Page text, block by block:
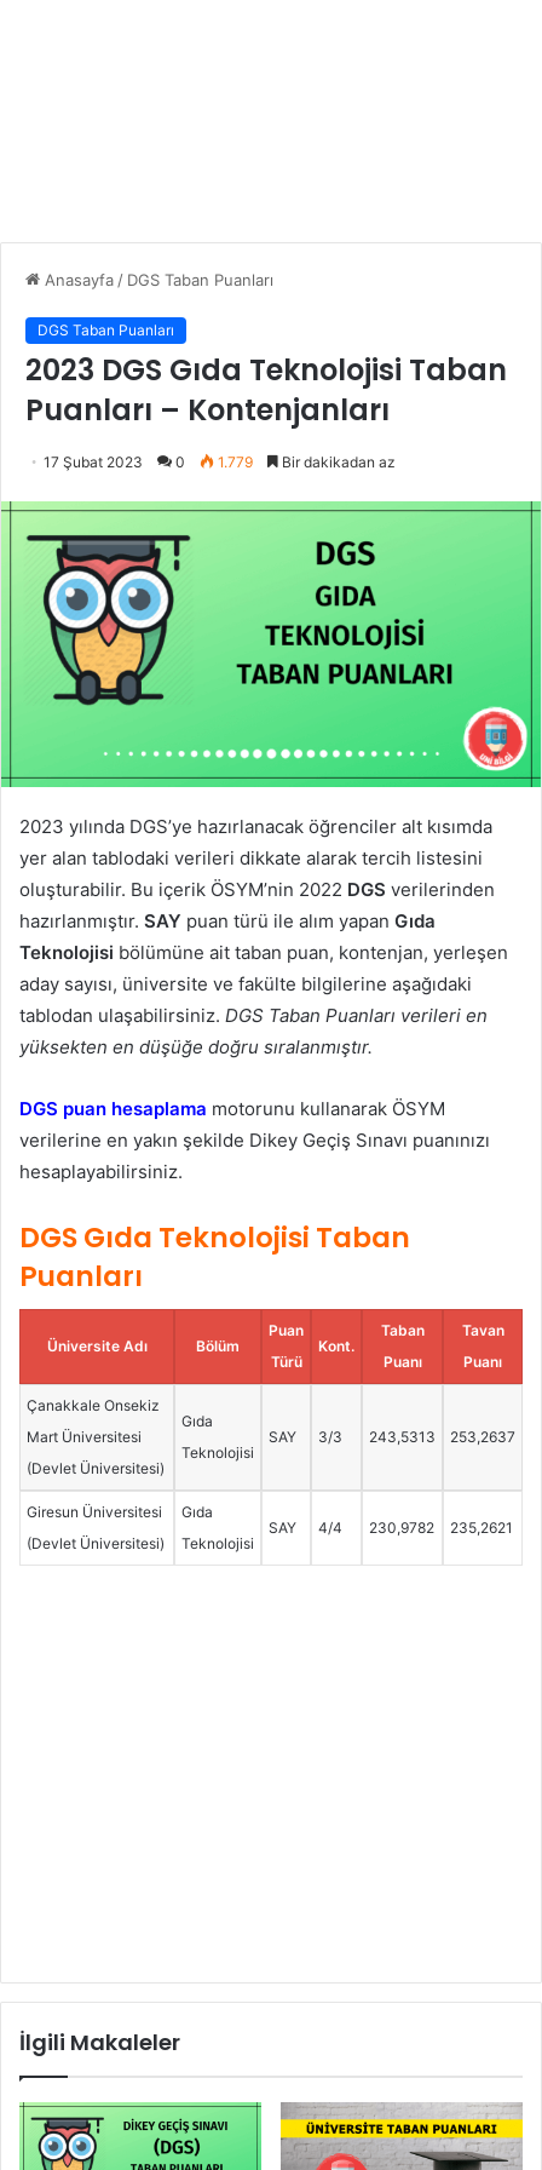
Anasayfa / DGS Taban Puanları
DGS Taban Puanları
2023 DGS Gıda Teknolojisi Taban
Puanları – Kontenjanları
17 Şubat 2023 0 1.779 Bir dakikadan az
2023 yılında DGS’ye hazırlanacak öğrenciler alt kısımda
yer alan tablodaki verileri dikkate alarak tercih listesini
oluşturabilir. Bu içerik ÖSYM’nin 2022 DGS verilerinden
hazırlanmıştır. SAY puan türü ile alım yapan Gıda
Teknolojisi bölümüne ait taban puan, kontenjan, yerleşen
aday sayısı, üniversite ve fakülte bilgilerine aşağıdaki
tablodan ulaşabilirsiniz. DGS Taban Puanları verileri en
yüksekten en düşüğe doğru sıralanmıştır.
DGS puan hesaplama motorunu kullanarak ÖSYM
verilerine en yakın şekilde Dikey Geçiş Sınavı puanınızı
hesaplayabilirsiniz.
DGS Gıda Teknolojisi Taban
Puanları
Üniversite Adı Bölüm
Puan
Türü
Kont.
Taban
Puanı
Tavan
Puanı
Çanakkale Onsekiz
Mart Üniversitesi
(Devlet Üniversitesi)
Gıda
Teknolojisi
SAY 3/3 243,5313 253,2637
Giresun Üniversitesi
(Devlet Üniversitesi)
Gıda
Teknolojisi
SAY 4/4 230,9782 235,2621
İlgili Makaleler